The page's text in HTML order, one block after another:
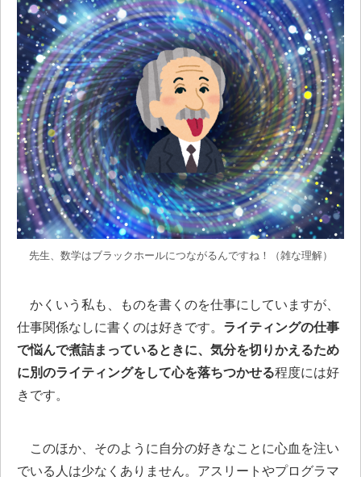
先生、数学はブラックホールにつながるんですね！（雑な理解）
かくいう私も、ものを書くのを仕事にしていますが、
仕事関係なしに書くのは好きです。 ライティングの仕事
で悩んで煮詰まっているときに、気分を切りかえるため
に別のライティングをして心を落ちつかせる程度には好
きです。
このほか、そのように自分の好きなことに心血を注い
でいる人は少なくありません。アスリートやプログラマ